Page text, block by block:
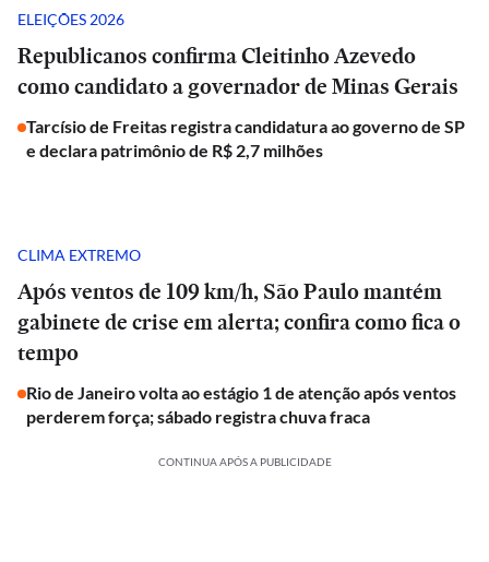
ELEIÇÕES 2026
Republicanos confirma Cleitinho Azevedo
como candidato a governador de Minas Gerais
Tarcísio de Freitas registra candidatura ao governo de SP
e declara patrimônio de R$ 2,7 milhões
CLIMA EXTREMO
Após ventos de 109 km/h, São Paulo mantém
gabinete de crise em alerta; confira como fica o
tempo
Rio de Janeiro volta ao estágio 1 de atenção após ventos
perderem força; sábado registra chuva fraca
CONTINUA APÓS A PUBLICIDADE